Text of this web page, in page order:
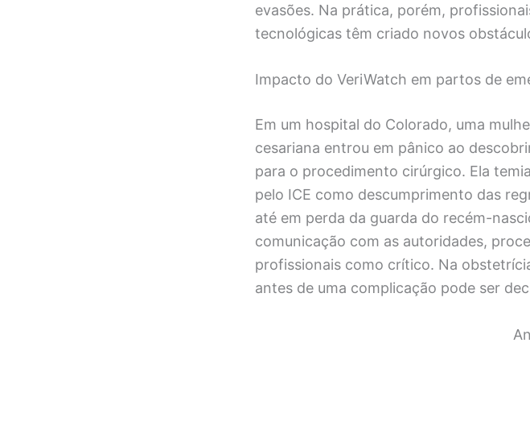
evasões. Na prática, porém,
tecnológicas têm criado novos
Impacto do VeriWatch em partos de
Em um hospital do Colorado, uma
cesariana entrou em pânico ao
para o procedimento cirúrgico. Ela
pelo ICE como descumprimento das
até em perda da guarda do recém-
comunicação com as autoridades,
profissionais como crítico. Na
antes de uma complicação pode ser